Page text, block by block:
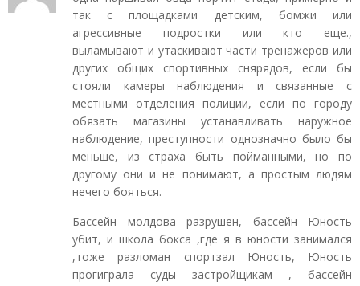
так с площадками детским, бомжи или
агрессивные подростки или кто еще.,
выламывают и утаскивают части тренажеров или
других общих спортивных снярядов, если бы
стояли камеры наблюдения и связанные с
местными отделения полиции, если по городу
обязать магазины устанавливать наружное
наблюдение, преступности однозначно было бы
меньше, из страха быть пойманными, но по
другому они и не понимают, а простым людям
нечего бояться.
Бассейн молдова разрушен, бассейн Юность
убит, и школа бокса ,где я в юности занимался
,тоже разломан спортзал Юность, Юность
прогиграла суды застройщикам , бассейн